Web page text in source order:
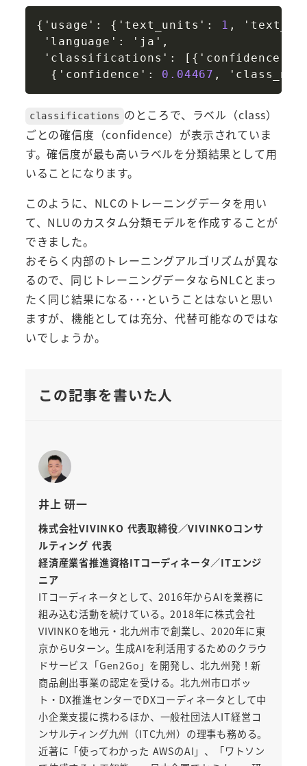
{ 'usage' : { 'text_units' : 1 ,
'language' : 'ja' ,
'classifications' : [ { 'confidence'
{ 'confidence' : 0.04467 ,
Copy
classifications のところで、ラベル（class）
ごとの確信度（confidence）が表示されていま
す。確信度が最も高いラベルを分類結果として用
いることになります。
このように、NLCのトレーニングデータを用い
て、NLUのカスタム分類モデルを作成することが
できました。
おそらく内部のトレーニングアルゴリズムが異な
るので、同じトレーニングデータならNLCとまっ
たく同じ結果になる･･･ということはないと思い
ますが、機能としては充分、代替可能なのではな
いでしょうか。
この記事を書いた人
井上 研一
株式会社VIVINKO 代表取締役／VIVINKOコンサ
ルティング 代表
経済産業省推進資格ITコーディネータ／ITエンジ
ニア
ITコーディネータとして、2016年からAIを業務に
組み込む活動を続けている。2018年に株式会社
VIVINKOを地元・北九州市で創業し、2020年に東
京からUターン。生成AIを利活用するためのクラウ
ドサービス「Gen2Go」を開発し、北九州発！新
商品創出事業の認定を受ける。北九州市ロボッ
ト・DX推進センターでDXコーディネータとして中
小企業支援に携わるほか、一般社団法人IT経営コ
ンサルティング九州（ITC九州）の理事も務める。
近著に「使ってわかった AWSのAI」、「ワトソン